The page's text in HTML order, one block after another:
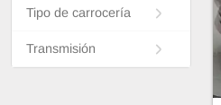
Tipo de carrocería
Transmisión